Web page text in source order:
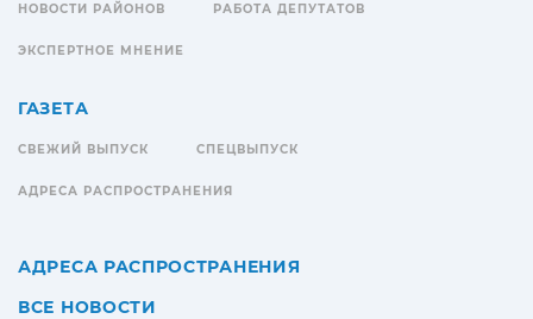
НОВОСТИ РАЙОНОВ РАБОТА ДЕПУТАТОВ
ЭКСПЕРТНОЕ МНЕНИЕ
ГАЗЕТА
СВЕЖИЙ ВЫПУСК СПЕЦВЫПУСК
АДРЕСА РАСПРОСТРАНЕНИЯ
АДРЕСА РАСПРОСТРАНЕНИЯ
ВСЕ НОВОСТИ